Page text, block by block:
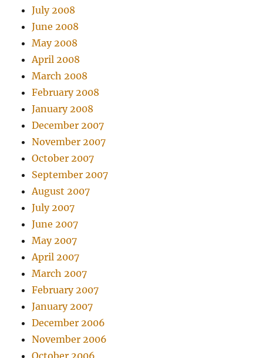
July 2008
June 2008
May 2008
April 2008
March 2008
February 2008
January 2008
December 2007
November 2007
October 2007
September 2007
August 2007
July 2007
June 2007
May 2007
April 2007
March 2007
February 2007
January 2007
December 2006
November 2006
October 2006